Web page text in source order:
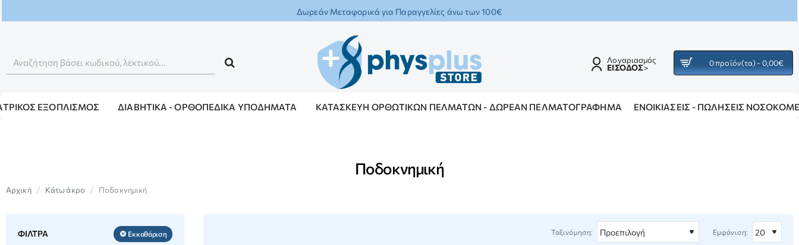
Δωρεάν Μεταφορικά για Παραγγελίες άνω των 100€
Αναζήτηση
λεκτικού...
Λογαριασμός
ΕΙΣΟΔΟΣ>
0 προϊόν(τα) - 0,00€
ΕΞΟΠΛΙΣΜΌΣ ΔΙΑΒΗΤΙΚΆ - ΟΡΘΟΠΕΔΙΚΆ ΥΠΟΔΉΜΑΤΑ ΚΑΤΑΣΚΕΥΉ ΟΡΘΩΤΙΚΏΝ ΠΕΛΜΆΤΩΝ - ΔΩΡΕΆΝ ΠΕΛΜΑΤΟΓΡΆΦΗΜΑ ΕΝΟΙΚΙΆΣΕΙΣ - ΠΩΛΉΣΕΙΣ
Ποδοκνημική
homeΚάτω άκρο Ποδοκνημική
ΦΊΛΤΡΑ Εκκαθάριση Ταξινόμηση: Εμφάνιση: